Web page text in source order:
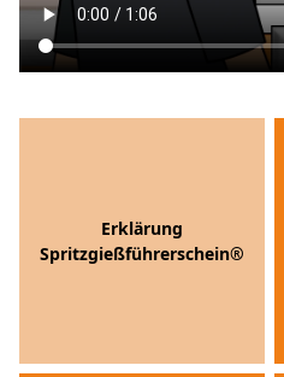
Erklärung
Spritzgieß­führerschein®